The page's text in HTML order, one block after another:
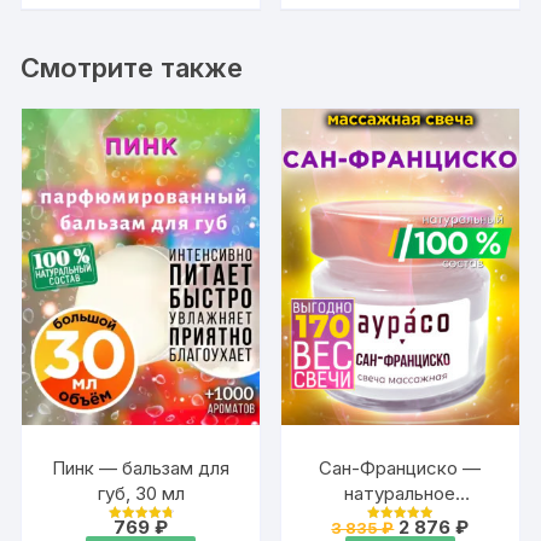
Смотрите также
Пинк — бальзам для
губ, 30 мл
Оценка
769₽
Сан-Франциско —
натуральное
массажное масло,
Оценка
3 835₽ Первоначальная
2 876₽